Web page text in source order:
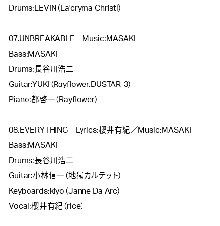
Drums:LEVIN（La'cryma Christi）
07.UNBREAKABLE　Music:MASAKI
Bass:MASAKI
Drums:長谷川浩二
Guitar:YUKI（Rayflower,DUSTAR-3）
Piano:都啓一（Rayflower）
08.EVERYTHING　Lyrics:櫻井有紀／Music:MASAKI
Bass:MASAKI
Drums:長谷川浩二
Guitar:小林信一（地獄カルテット）
Keyboards:kiyo（Janne Da Arc）
Vocal:櫻井有紀（rice）